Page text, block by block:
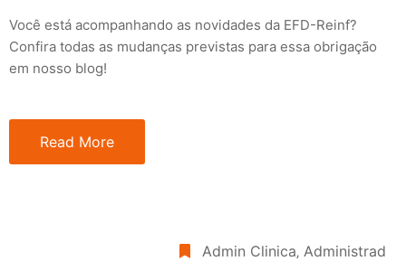
Você está acompanhando as novidades da EFD-Reinf?
Confira todas as mudanças previstas para essa obrigação
em nosso blog!
Read More
Admin Clinica‚ Administrad